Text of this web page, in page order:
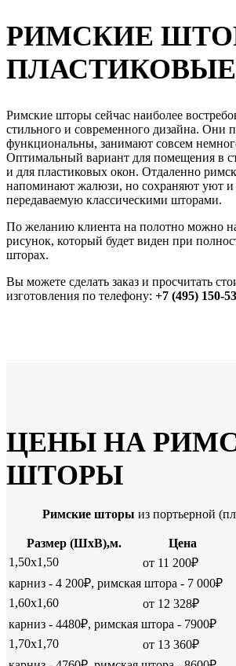
РИМСКИЕ
Римские шторы сейчас наиболее
стильного и современного дизайна. Они
функциональны, занимают совсем
Оптимальный вариант для помещения в
и для пластиковых окон. Отдаленно
напоминают жалюзи, но сохраняют уют и
передаваемую классическими шторами.
По желанию клиента на полотно можно
рисунок, который будет виден при
шторах.
Вы можете сделать заказ и просчитать
изготовления по телефону: +7 (495) 150-
ЦЕНЫ НА
ШТОРЫ
Римские шторы из портьерной
Размер (ШхВ),м.
Цена
1,50х1,50
от 11 200₽
карниз - 4 200₽, римская штора - 7 000₽
1,60х1,60
от 12 328₽
карниз - 4480₽, римская штора - 7900₽
1,70х1,70
от 13 360₽